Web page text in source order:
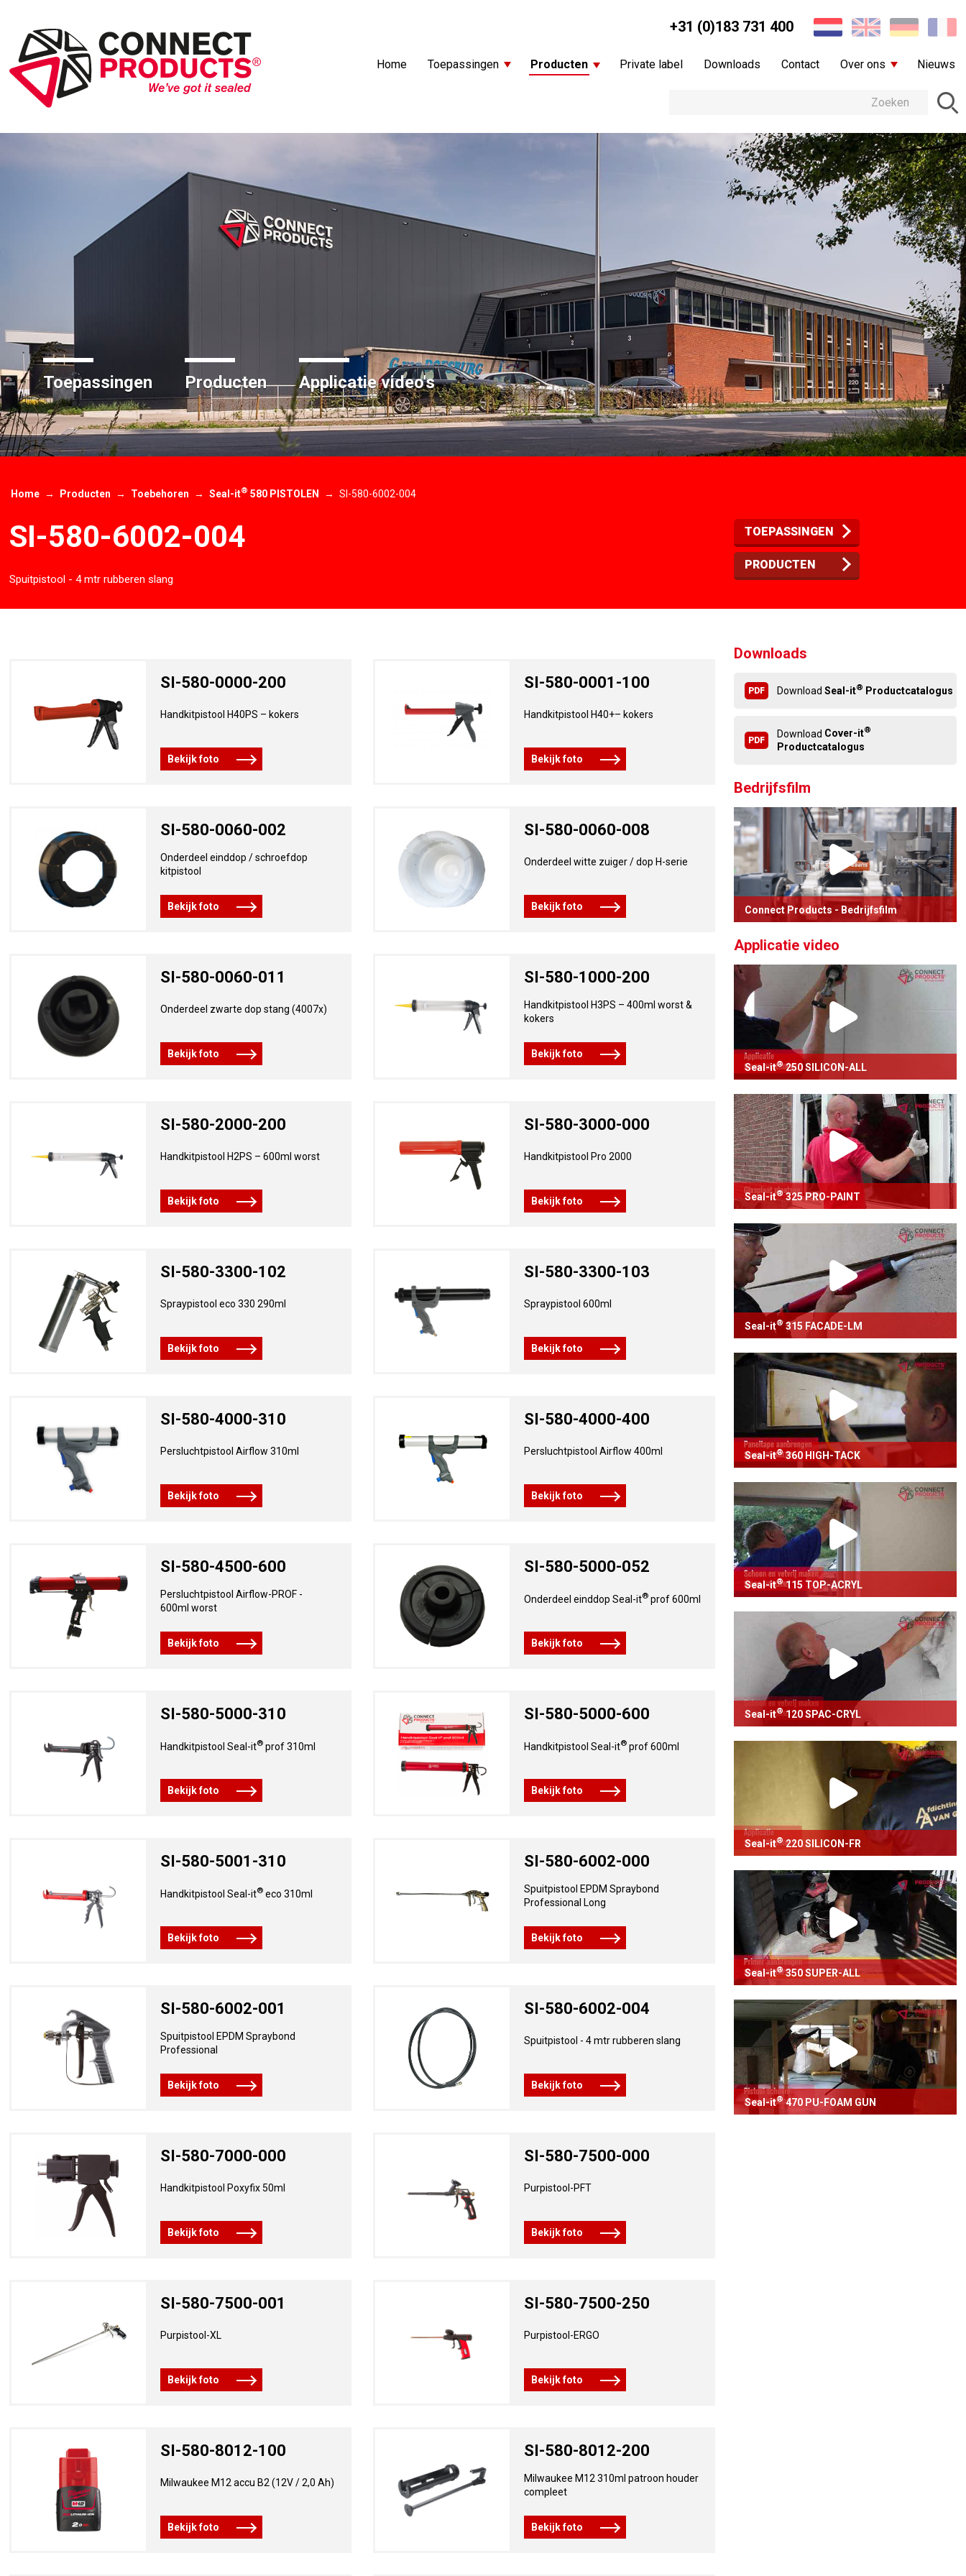
+31 (0)183 731 400
Home Toepassingen Producten Private label Downloads Contact Over ons Nieuws
Toepassingen Producten Applicatie video's
Home Producten Toebehoren Seal-it® 580 PISTOLEN SI-580-6002-004
SI-580-6002-004
Spuitpistool - 4 mtr rubberen slang
TOEPASSINGEN
PRODUCTEN
SI-580-0000-200
Handkitpistool H40PS – kokers
Bekijk foto
SI-580-0001-100
Handkitpistool H40+– kokers
Bekijk foto
SI-580-0060-002
Onderdeel einddop / schroefdop
kitpistool
Bekijk foto
SI-580-0060-008
Onderdeel witte zuiger / dop H-serie
Bekijk foto
SI-580-0060-011
Onderdeel zwarte dop stang (4007x)
Bekijk foto
SI-580-1000-200
Handkitpistool H3PS – 400ml worst &
kokers
Bekijk foto
SI-580-2000-200
Handkitpistool H2PS – 600ml worst
Bekijk foto
SI-580-3000-000
Handkitpistool Pro 2000
Bekijk foto
SI-580-3300-102
Spraypistool eco 330 290ml
Bekijk foto
SI-580-3300-103
Spraypistool 600ml
Bekijk foto
SI-580-4000-310
Persluchtpistool Airflow 310ml
Bekijk foto
SI-580-4000-400
Persluchtpistool Airflow 400ml
Bekijk foto
SI-580-4500-600
PersluchtpistoolAirflow-PROF -
600ml worst
Bekijk foto
SI-580-5000-052
Onderdeel einddop Seal-it® prof 600ml
Bekijk foto
SI-580-5000-310
Handkitpistool Seal-it® prof 310ml
Bekijk foto
SI-580-5000-600
Handkitpistool Seal-it® prof 600ml
Bekijk foto
SI-580-5001-310
Handkitpistool Seal-it® eco 310ml
Bekijk foto
SI-580-6002-000
Spuitpistool EPDM Spraybond
Professional Long
Bekijk foto
SI-580-6002-001
Spuitpistool EPDM Spraybond
Professional
Bekijk foto
SI-580-6002-004
Spuitpistool - 4 mtr rubberen slang
Bekijk foto
SI-580-7000-000
Handkitpistool Poxyfix 50ml
Bekijk foto
SI-580-7500-000
Purpistool-PFT
Bekijk foto
SI-580-7500-001
Purpistool-XL
Bekijk foto
SI-580-7500-250
Purpistool-ERGO
Bekijk foto
SI-580-8012-100
Milwaukee M12 accu B2 (12V / 2,0 Ah)
Bekijk foto
SI-580-8012-200
Milwaukee M12 310ml patroon houder
compleet
Bekijk foto
Downloads
Download Seal-it® Productcatalogus
Download Cover-it®
Productcatalogus
Bedrijfsfilm
Connect Products - Bedrijfsfilm
vogelvlucht.
Bekijk video
Applicatie video
Seal-it®250 SILICON-ALL
Voegafdichting met Seal-it 250 SILICON-
ALL
Bekijk video
Seal-it®325 PRO-PAINT
Glaszetten met Seal-it 325 PRO-PAINT
Bekijk video
Seal-it® 315 FACADE-LM
Voegafdichting met Seal-it 315 FACADE-
LM
Bekijk video
Seal-it®360 HIGH-TACK
Verlijmen en monteren met Seal-it 360
Bekijk video
Seal-it®115 TOP-ACRYL
Voegafdichting met Seal-it 115 TOP-
Bekijk video
Seal-it®120 SPAC-CRYL
Voegafdichting met Seal-it 120 SPAC-
Seal-it®220 SILICON-FR
Voegafdichting met Seal-it 220 SILICON-FR
Bekijk video
Seal-it®350 SUPER-ALL
Brugvoeg met Seal-it 350 SUPER-ALL
Bekijk video
Seal-it®470 PU-FOAM GUN